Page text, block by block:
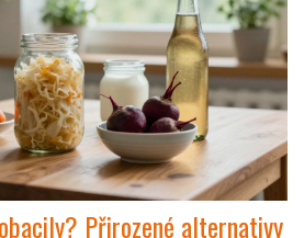
Přirozené alternativy